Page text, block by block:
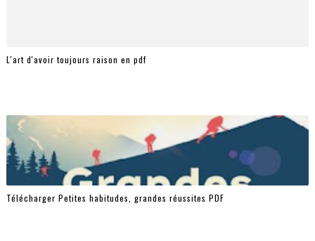
L'art d'avoir toujours raison en pdf
Télécharger Petites habitudes, grandes réussites PDF